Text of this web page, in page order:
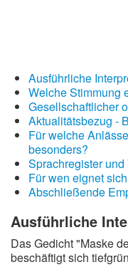
Vatertagsgedichte
Wintergedichte
Dichter
Gedichte-Quiz
Zufallsgedicht
Ausführliche
Welche Stimmung
Gesellschaftlicher
Aktualitätsbezug -
Für welche
besonders?
Sprachregister
Für wen eignet
Abschließende
Ausführliche
Das Gedicht "Maske
beschäftigt sich